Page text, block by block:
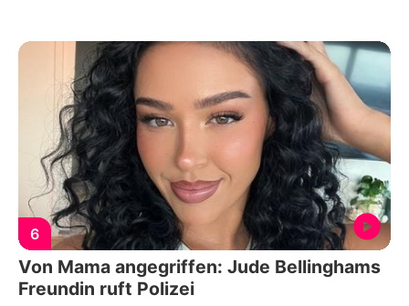
6
Von Mama angegriffen: Jude Bellinghams
Freundin ruft Polizei